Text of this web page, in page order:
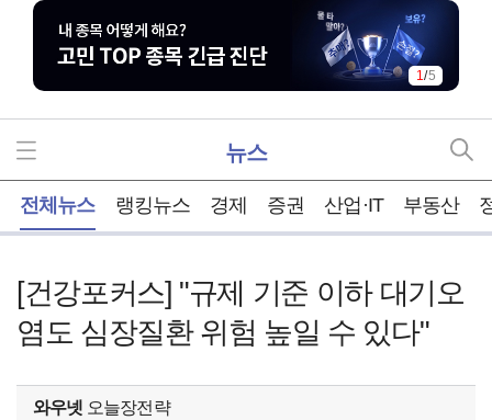
1/5
뉴스
전체뉴스 랭킹뉴스 경제 증권 산업·IT 부동산
[건강포커스] "규제 기준 이하 대기오
염도 심장질환 위험 높일 수 있다"
와우넷 오늘장전략